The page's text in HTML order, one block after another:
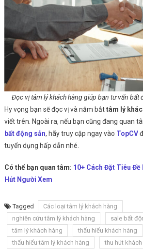
Đọc vị tâm lý khách hàng giúp bạn tư vấn bất
Hy vọng bạn sẽ đọc vị và nắm bắttâm lý
viết trên. Ngoài ra, nếu bạn cũng đang quan
bất động sản, hãy truy cập ngay vào TopCV
tuyển dụng hấp dẫn nhé.
Có thể bạn quan tâm: 10+ Cách Đặt Tiêu Đề
Hút Người Xem
Tagged
Các loại tâm lý khách hàng
nghiên cứu tâm lý khách hàng
sale bất
tâm lý khách hàng
thấu hiểu khách hàng
thấu hiểu tâm lý khách hàng
thu hút